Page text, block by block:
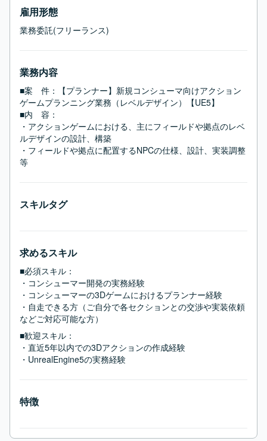
雇用形態
業務委託(フリーランス)
業務内容
■案　件：【プランナー】新規コンシューマ向けアクション
ゲームプランニング業務（レベルデザイン）【UE5】
■内　容：
・アクションゲームにおける、主にフィールドや拠点のレベ
ルデザインの設計、構築
・フィールドや拠点に配置するNPCの仕様、設計、実装調整
等
スキルタグ
求めるスキル
■必須スキル：
・コンシューマー開発の実務経験
・コンシューマーの3Dゲームにおけるプランナー経験
・自走できる方（ご自分で各セクションとの交渉や実装依頼
などご対応可能な方）
■歓迎スキル：
・直近5年以内での3Dアクションの作成経験
・UnrealEngine5の実務経験
特徴